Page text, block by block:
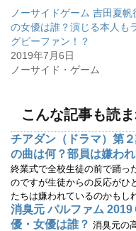
有
(
新
し
い
ウ
ィ
ン
き
ま
す
)
ク
リ
ッ
ク
し
て
く
だ
し
い
ウ
ィ
ン
ド
ウ
で
開
き
ま
す
)
ノーサイドゲーム 吉田夏帆
の女優は誰？演じる本人も
グビーファン！？
2019年7月6日
ノーサイド・ゲーム
こんな記事も読
チアダン（ドラマ）第
の曲は何？部員は嫌わ
終業式で全校生徒の前で踊っ
のですが生徒からの反応がひ
たちは嫌われているのかもし
消臭元 パルファム
優・女優は誰？ 消臭元の